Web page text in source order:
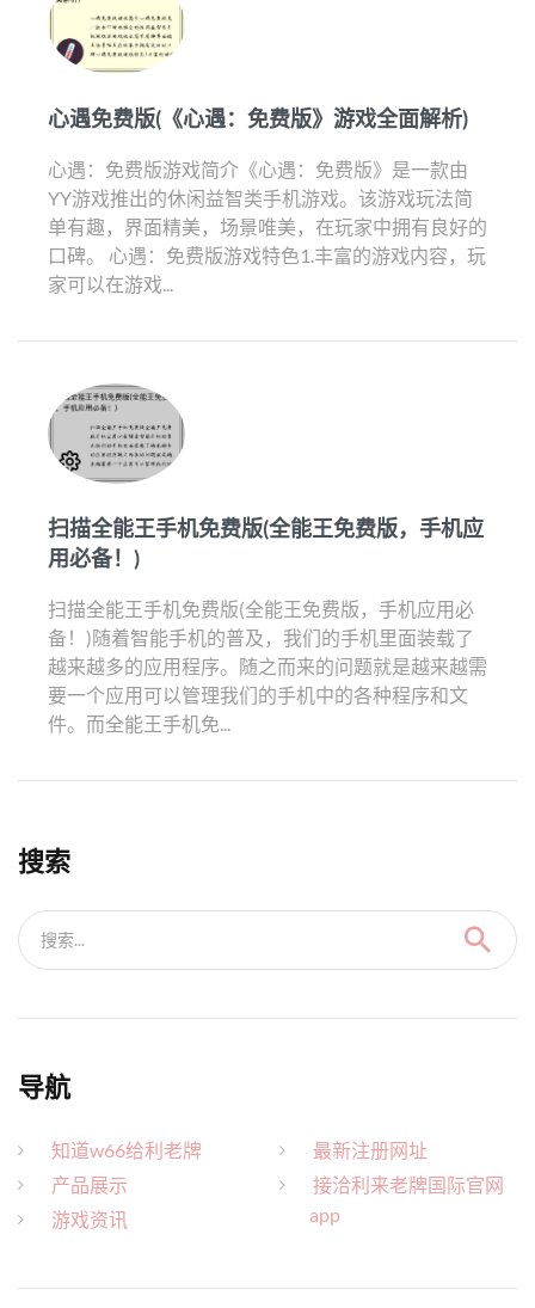
心遇免费版(《心遇：免费版》游戏全面解析)
心遇：免费版游戏简介《心遇：免费版》是一款由
YY游戏推出的休闲益智类手机游戏。该游戏玩法简
单有趣，界面精美，场景唯美，在玩家中拥有良好的
口碑。 心遇：免费版游戏特色1.丰富的游戏内容，玩
家可以在游戏...
扫描全能王手机免费版(全能王免费版，手机应
用必备！)
扫描全能王手机免费版(全能王免费版，手机应用必
备！)随着智能手机的普及，我们的手机里面装载了
越来越多的应用程序。随之而来的问题就是越来越需
要一个应用可以管理我们的手机中的各种程序和文
件。而全能王手机免...
搜索
搜索...
导航
知道w66给利老牌
产品展示
游戏资讯
最新注册网址
接洽利来老牌国际官网
app